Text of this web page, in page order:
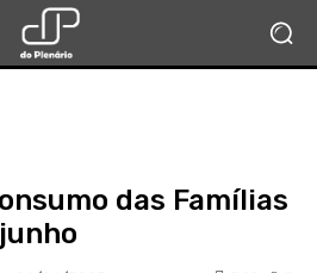
das Famílias